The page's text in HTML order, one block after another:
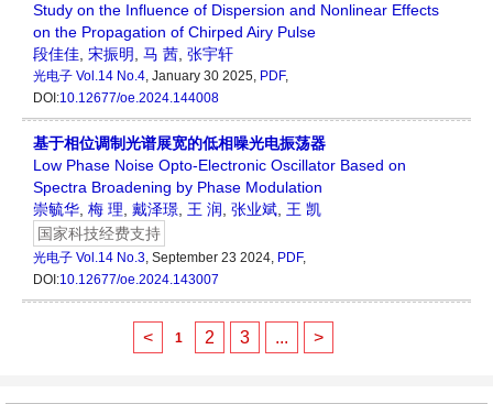
Study on the Influence of Dispersion and Nonlinear Effects
on the Propagation of Chirped Airy Pulse
段佳佳, 宋振明, 马 茜, 张宇轩
光电子 Vol.14 No.4, January 30 2025, PDF,
DOI:10.12677/oe.2024.144008
基于相位调制光谱展宽的低相噪光电振荡器
Low Phase Noise Opto-Electronic Oscillator Based on
Spectra Broadening by Phase Modulation
崇毓华, 梅 理, 戴泽璟, 王 润, 张业斌, 王 凯
国家科技经费支持
光电子 Vol.14 No.3, September 23 2024, PDF,
DOI:10.12677/oe.2024.143007
< 1 2 3 ... >